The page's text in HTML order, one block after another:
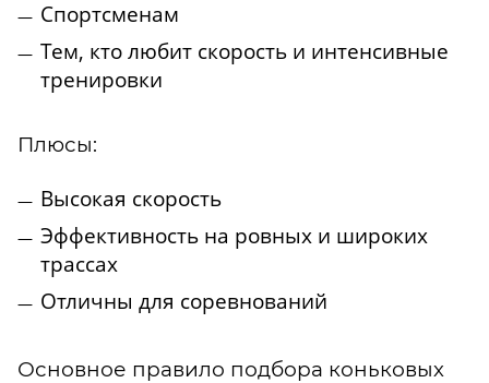
Спортсменам
Тем, кто любит скорость и интенсивные
тренировки
Плюсы:
Высокая скорость
Эффективность на ровных и широких
трассах
Отличны для соревнований
Основное правило подбора коньковых